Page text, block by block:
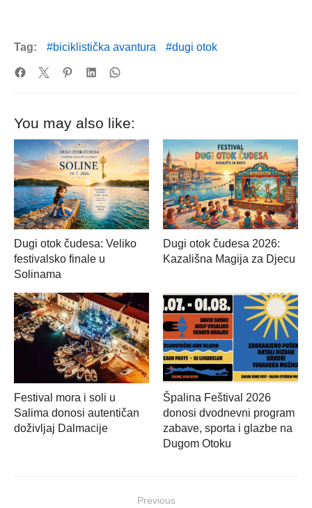
Tag: biciklistička avantura dugi otok
You may also like:
Dugi otok čudesa: Veliko
festivalsko finale u
Solinama
Dugi otok čudesa 2026:
Kazališna Magija za Djecu
Festival mora i soli u
Salima donosi autentičan
doživljaj Dalmacije
Špalina Feštival 2026
donosi dvodnevni program
zabave, sporta i glazbe na
Dugom Otoku
Previous